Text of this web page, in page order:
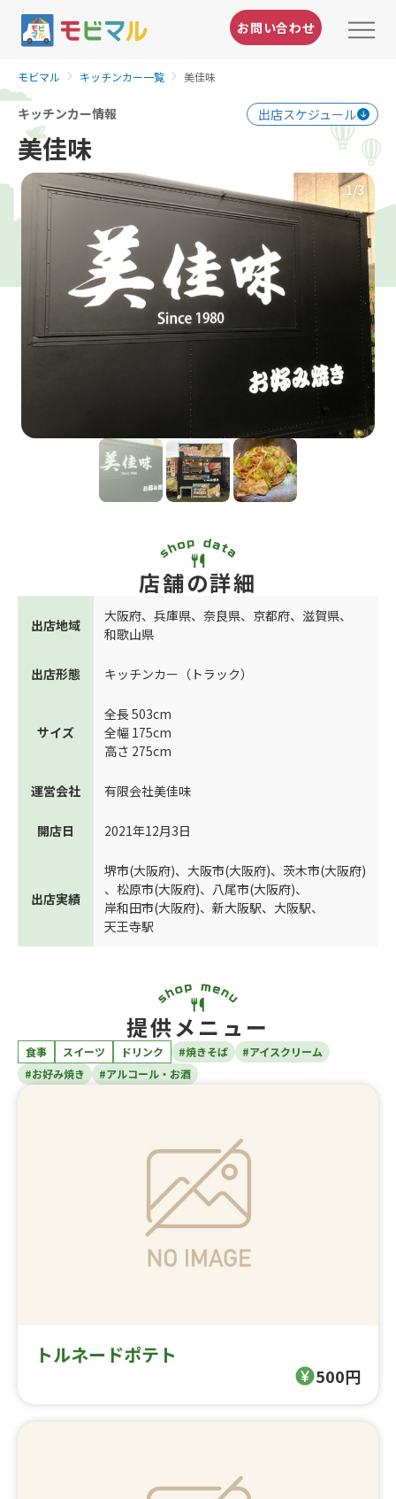
お問い合わせ
モビマル キッチンカー一覧 美佳味
キッチンカー情報 出店スケジュール
美佳味
1/3
店舗の詳細
出店地域
大阪府、 兵庫県、 奈良県、 京都府、 滋賀県、
和歌山県
出店形態 キッチンカー（トラック）
サイズ
全長 503cm
全幅 175cm
高さ 275cm
運営会社 有限会社美佳味
開店日 2021年12月3日
出店実績
堺市(大阪府)、 大阪市(大阪府)、 茨木市(大阪府)
、 松原市(大阪府)、 八尾市(大阪府)、
岸和田市(大阪府)、 新大阪駅、 大阪駅、
天王寺駅
提供メニュー
食事 スイーツ ドリンク #焼きそば
#アイスクリーム
#お好み焼き
#アルコール・お酒
トルネードポテト
500円